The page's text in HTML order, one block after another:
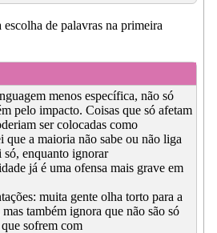
de palavras na primeira
menos específica, não só
pelo impacto. Coisas que só afetam
ser colocadas como
que a maioria não sabe ou não liga
só, enquanto ignorar
já é uma ofensa mais grave em
muita gente olha torto para a
também ignora que não são só
que sofrem com